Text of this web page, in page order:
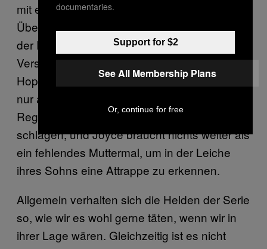
mit einem Monster befreundet zu sein.
Überraschend ist hingegen, wie leicht sich
der Rest der Stadt von der großen
Verschwörung überzeugen lässt: Chief
Hopper wird lockerer und forscher, als ob er
nur auf eine Gelegenheit gewartet hat, bösen
Regierungsagenten in die Fresse zu
schlagen, und Joyce braucht nichts weiter als
ein fehlendes Muttermal, um in der Leiche
ihres Sohns eine Attrappe zu erkennen.
Allgemein verhalten sich die Helden der Serie
so, wie wir es wohl gerne täten, wenn wir in
ihrer Lage wären. Gleichzeitig ist es nicht
documentaries.
Support for $2
See All Membership Plans
Or, continue for free